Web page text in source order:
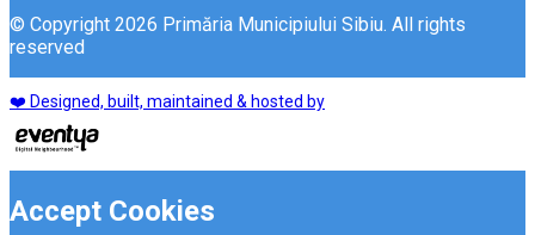
© Copyright 2026 Primăria Municipiului Sibiu. All rights
reserved
❤️ Designed, built, maintained & hosted by
Accept Cookies